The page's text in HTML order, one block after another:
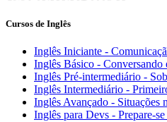
Cursos de Inglês
Inglês Iniciante -
Inglês Básico - Conversando
Inglês Pré-intermediário -
Inglês Intermediário -
Inglês Avançado - Situações
Inglês para Devs - Prepare-